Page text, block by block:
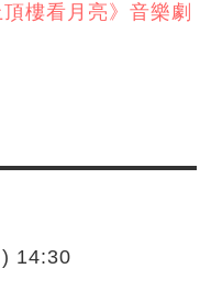
樓看月亮》音樂劇
14:30